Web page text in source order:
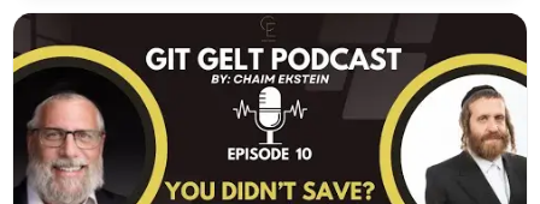
124:
חובות
און
נישט
געזונטע
פארשטיי